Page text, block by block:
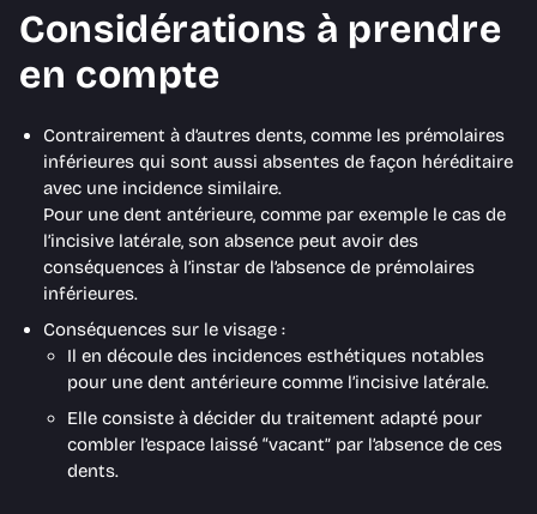
Considérations à prendre
en compte
Contrairement à d’autres dents, comme les prémolaires
inférieures qui sont aussi absentes de façon héréditaire
avec une incidence similaire.
Pour une dent antérieure, comme par exemple le cas de
l’incisive latérale, son absence peut avoir des
conséquences à l’instar de l’absence de prémolaires
inférieures.
Conséquences sur le visage :
Il en découle des incidences esthétiques notables
pour une dent antérieure comme l’incisive latérale.
Elle consiste à décider du traitement adapté pour
combler l’espace laissé “vacant” par l’absence de ces
dents.